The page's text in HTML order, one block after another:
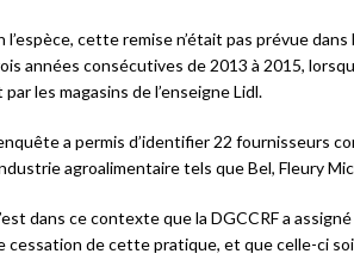
l’espèce, cette remise n’était pas prévue
années consécutives de 2013 à 2015,
par les magasins de l’enseigne Lidl.
a permis d’identifier 22 fournisseurs
agroalimentaire tels que Bel, Fleury
dans ce contexte que la DGCCRF a
cessation de cette pratique, et que celle-ci